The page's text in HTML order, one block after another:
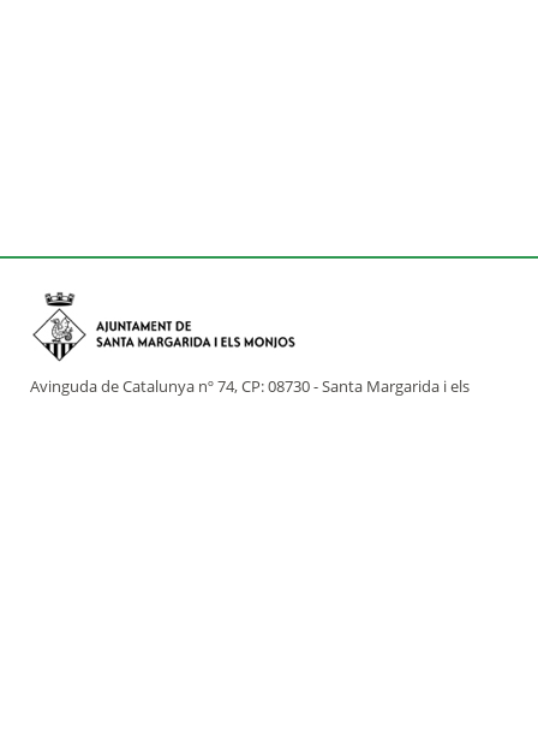
Avinguda de Catalunya nº 74, CP: 08730 - Santa Margarida i els